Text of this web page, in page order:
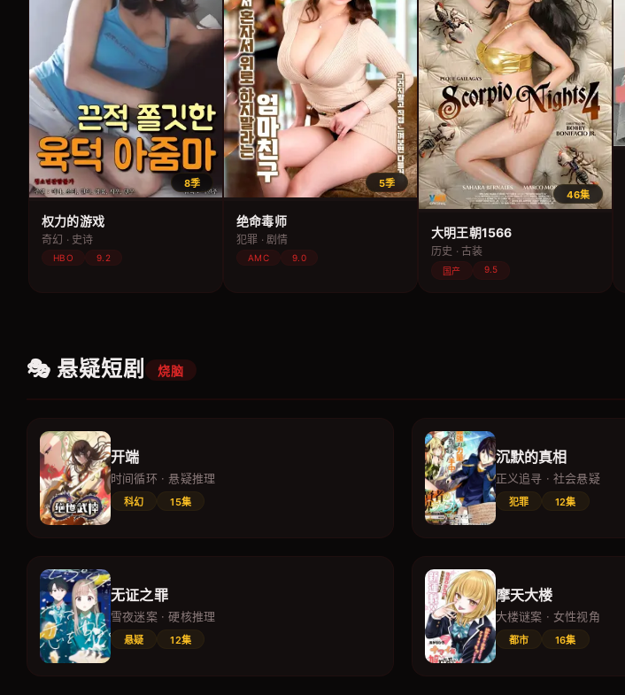
8季
权力的游戏
奇幻 · 史诗
HBO 9.2
5季
绝命毒师
犯罪 · 剧情
AMC 9.0
46集
大明王朝1566
历史 · 古装
国产 9.5
🎭 悬疑短剧 烧脑
开端
时间循环 · 悬疑推理
科幻 15集
沉默的真相
正义追寻 · 社会悬疑
犯罪 12集
无证之罪
雪夜迷案 · 硬核推理
悬疑 12集
摩天大楼
大楼谜案 · 女性视角
都市 16集